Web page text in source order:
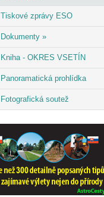
Tiskové zprávy ESO
Dokumenty »
Kniha - OKRES VSETÍN
Panoramatická prohlídka
Fotografická soutež